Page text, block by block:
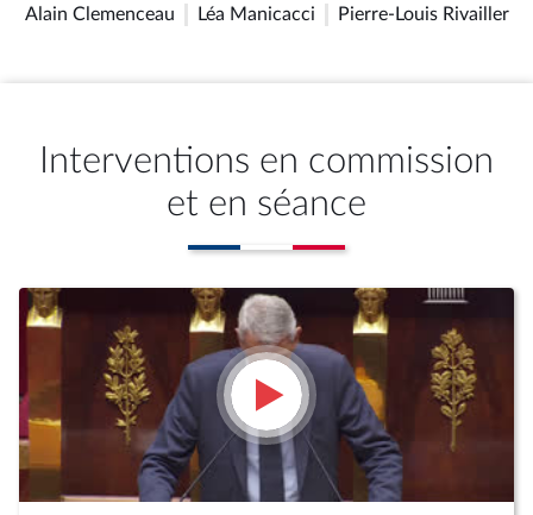
Alain Clemenceau Léa Manicacci Pierre-Louis Rivailler
Interventions en commission
et en séance